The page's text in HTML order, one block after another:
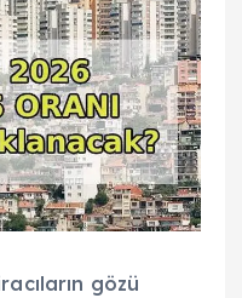
gözü